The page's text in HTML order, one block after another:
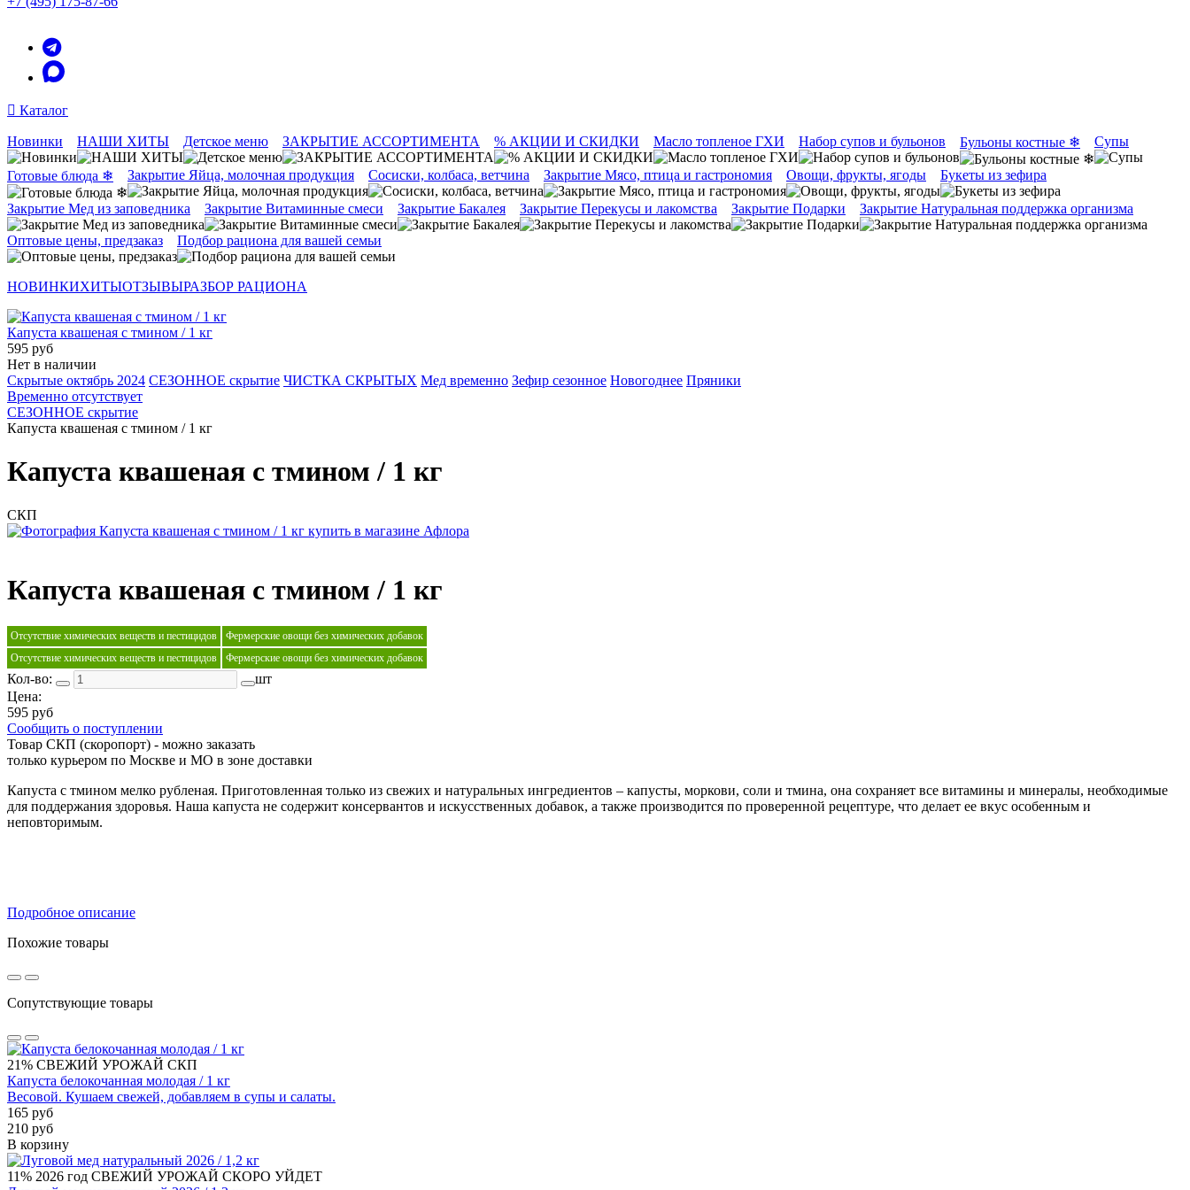
Каталог
Новинки НАШИ ХИТЫ Детское меню ЗАКРЫТИЕ АССОРТИМЕНТА % АКЦИИ И СКИДКИ Масло топленое ГХИ Набор супов и бульонов Бульоны костные ❄ Супы
Готовые блюда ❄ Закрытие Яйца, молочная продукция Сосиски, колбаса, ветчина Закрытие Мясо, птица и гастрономия Овощи, фрукты, ягоды Букеты из зефира
Закрытие Мед из заповедника Закрытие Витаминные смеси Закрытие Бакалея Закрытие Перекусы и лакомства Закрытие Подарки Закрытие Натуральная поддержка организма
Оптовые цены, предзаказ Подбор рациона для вашей семьи
НОВИНКИХИТЫОТЗЫВЫРАЗБОР РАЦИОНА
Капуста квашеная с тмином / 1 кг
595 руб
Нет в наличии
Скрытые октябрь 2024 СЕЗОННОЕ скрытие ЧИСТКА СКРЫТЫХ Мед временно Зефир сезонное Новогоднее Пряники
Временно отсутствует
СЕЗОННОЕ скрытие
Капуста квашеная с тмином / 1 кг
Капуста квашеная с тмином / 1 кг
СКП
Капуста квашеная с тмином / 1 кг
Отсутствие химических веществ и пестицидов
Фермерские овощи без химических добавок
Отсутствие химических веществ и пестицидов
Фермерские овощи без химических добавок
Кол-во:
шт
Цена:
595 руб
Сообщить о поступлении
Товар СКП (скоропорт) - можно заказать
только курьером по Москве и МО в зоне доставки
Капуста с тмином мелко рубленая. Приготовленная только из свежих и натуральных ингредиентов – капусты, моркови, соли и тмина, она сохраняет все витамины и минералы, необходимые
для поддержания здоровья. Наша капуста не содержит консервантов и искусственных добавок, а также производится по проверенной рецептуре, что делает ее вкус особенным и
неповторимым.
Подробное описание
Похожие товары
Сопутствующие товары
21% СВЕЖИЙ УРОЖАЙ СКП
Капуста белокочанная молодая / 1 кг
Весовой. Кушаем свежей, добавляем в супы и салаты.
165 руб
210 руб
В корзину
11% 2026 год СВЕЖИЙ УРОЖАЙ СКОРО УЙДЕТ